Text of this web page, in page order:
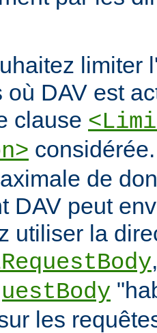
limiter
où DAV est
clause
de
DAV peut
utiliser la
les